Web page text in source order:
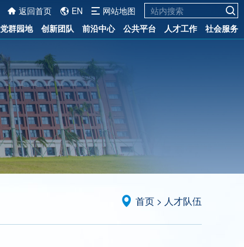
返回首页 EN
网站地图
党群园地 创新团队 前沿中心 公共平台 人才工作 社会服务
首页 > 人才队伍